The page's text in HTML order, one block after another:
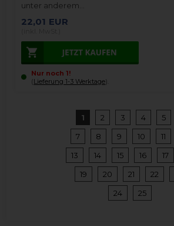
unter anderem…
22,01 EUR
Nur noch 1!
(Lieferung 1-3 Werktage).
1 2 3 4 5
7
8 9 10 11
13
14 15 16 17
19
20 21 22
24
25